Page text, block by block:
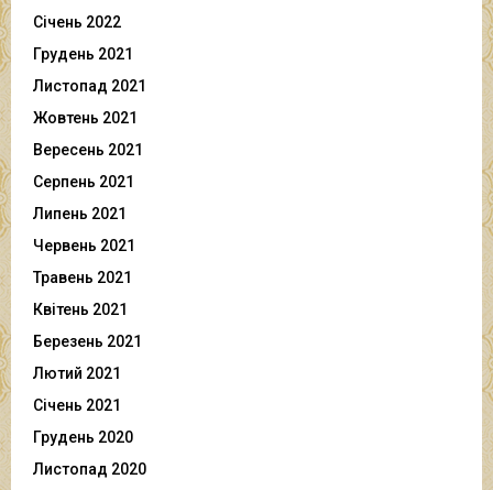
Січень 2022
Грудень 2021
Листопад 2021
Жовтень 2021
Вересень 2021
Серпень 2021
Липень 2021
Червень 2021
Травень 2021
Квітень 2021
Березень 2021
Лютий 2021
Січень 2021
Грудень 2020
Листопад 2020